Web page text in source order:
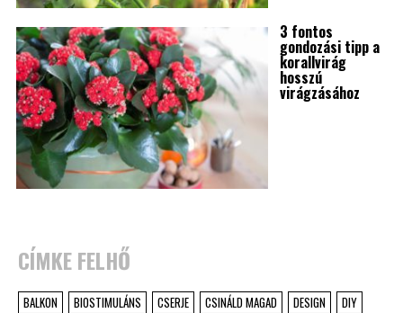
3 fontos
gondozási tipp a
korallvirág
hosszú
virágzásához
CÍMKE FELHŐ
BALKON BIOSTIMULÁNS CSERJE CSINÁLD MAGAD DESIGN
DIY